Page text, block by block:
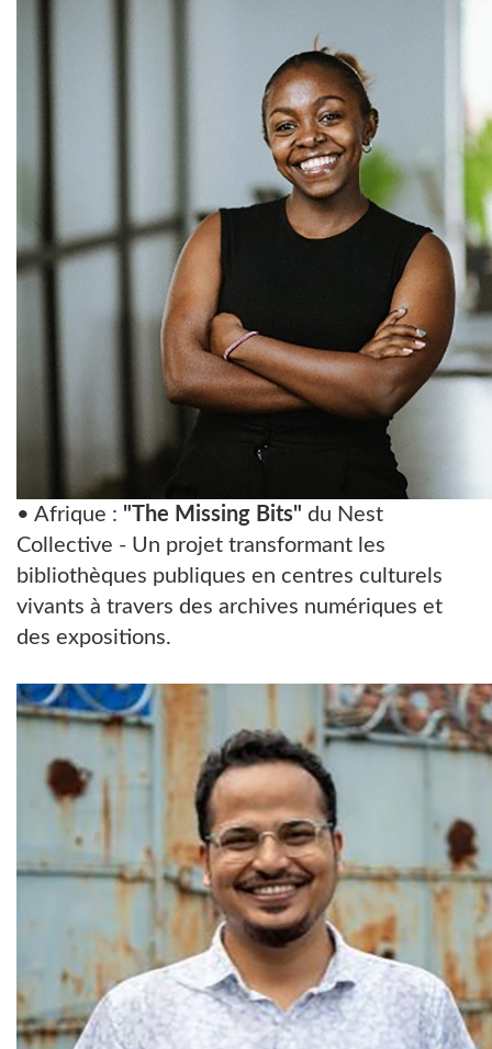
• Afrique : "The Missing Bits" du Nest
Collective - Un projet transformant les
bibliothèques publiques en centres culturels
vivants à travers des archives numériques et
des expositions.